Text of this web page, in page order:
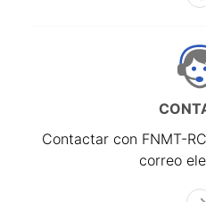
Contactar con FNMT-
correo